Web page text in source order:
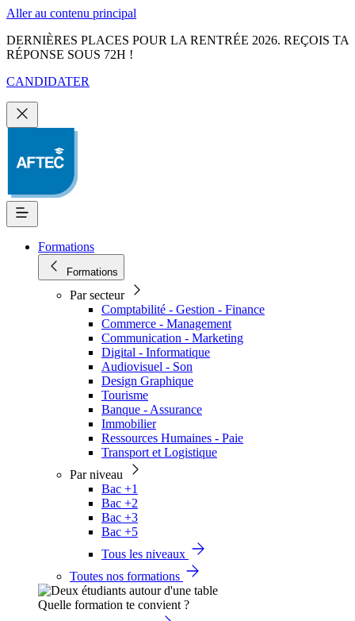
Aller au contenu principal
DERNIÈRES PLACES POUR LA RENTRÉE 2026. REÇOIS TA
RÉPONSE SOUS 72H !
CANDIDATER
Formations
Formations
Par secteur
Comptabilité - Gestion - Finance
Commerce - Management
Communication - Marketing
Digital - Informatique
Audiovisuel - Son
Design Graphique
Tourisme
Banque - Assurance
Immobilier
Ressources Humaines - Paie
Transport et Logistique
Par niveau
Bac +1
Bac +2
Bac +3
Bac +5
Tous les niveaux
Toutes nos formations
Quelle formation te convient ?